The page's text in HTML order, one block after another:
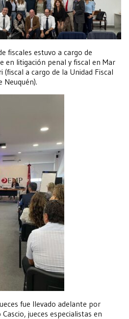
fiscales estuvo a cargo de
en litigación penal y fiscal en Mar
(fiscal a cargo de la Unidad Fiscal
Neuquén).
fue llevado adelante por
jueces especialistas en